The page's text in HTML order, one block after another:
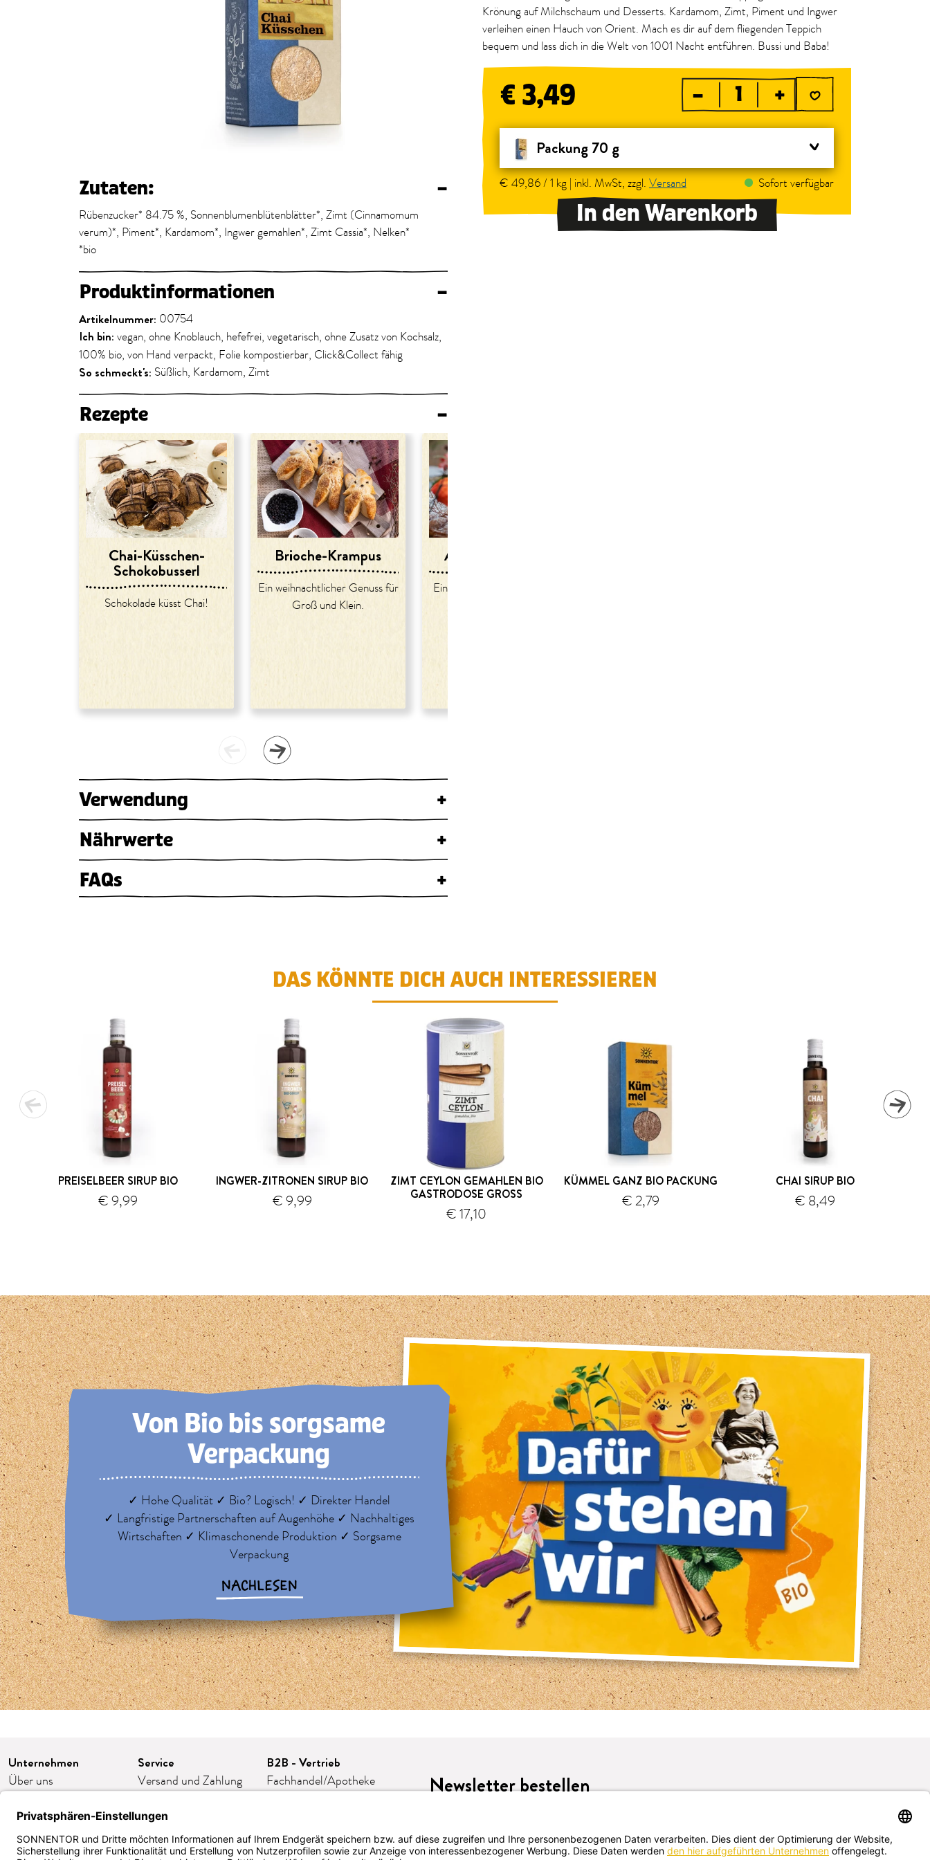
Zutaten: –
Rübenzucker* 84.75 %, Sonnenblumenblütenblätter*, Zimt (Cinnamomum
verum)*, Piment*, Kardamom*, Ingwer gemahlen*, Zimt Cassia*, Nelken*
*bio
Produktinformationen –
Artikelnummer: 00754
Ich bin: vegan, ohne Knoblauch, hefefrei, vegetarisch, ohne Zusatz von Kochsalz,
100% bio, von Hand verpackt, Folie kompostierbar, Click&Collect fähig
So schmeckt's: Süßlich, Kardamom, Zimt
Rezepte –
Chai-Küsschen-
Schokobusserl
Schokolade küsst Chai!
Brioche-Krampus
Ein weihnachtlicher Genuss für
Groß und Klein.
Apfel-Nuss-Kranz
Einfach und super lecker, was
Verwendung
+
Nährwerte
+
FAQs
+
Krönung auf Milchschaum und Desserts. Kardamom, Zimt, Piment und Ingwer
verleihen einen Hauch von Orient. Mach es dir auf dem fliegenden Teppich
bequem und lass dich in die Welt von 1001 Nacht entführen. Bussi und Baba!
€ 3,49 – +
Packung 70 g
€ 49,86 / 1 kg | inkl. MwSt, zzgl. Versand Sofort verfügbar
In den Warenkorb
DAS KÖNNTE DICH AUCH INTERESSIEREN
PREISELBEER SIRUP BIO
€ 9,99
INGWER-ZITRONEN SIRUP BIO
€ 9,99
ZIMT CEYLON GEMAHLEN BIO
GASTRODOSE GROSS
€ 17,10Versand
KÜMMEL GANZ BIO PACKUNG
€ 2,79
CHAI SIRUP BIO
€ 8,49
Von Bio bis sorg­same
Verpackung
✓ Hohe Qualität ✓ Bio? Logisch! ✓ Direkter Handel
✓ Langfristige Partnerschaften auf Augenhöhe ✓ Nachhaltiges
Wirtschaften ✓ Klimaschonende Produktion ✓ Sorgsame
Verpackung
NACHLESEN
Unternehmen
Über uns
Presse
Kooperationen
Impressum
Service
Versand und Zahlung
Kontakt
AGB
Widerruf/Retoure
B2B - Vertrieb
Fachhandel/Apotheke
Firmengeschenke
Bestellplattform-
Newsletter bestellen